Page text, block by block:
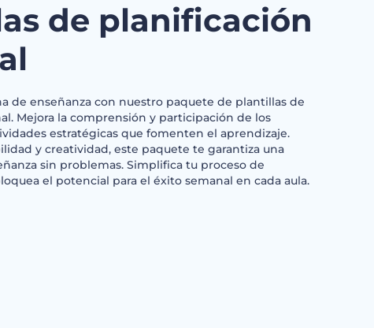
de planificación
de enseñanza con nuestro paquete de plantillas de
Mejora la comprensión y participación de los
estratégicas que fomenten el aprendizaje.
y creatividad, este paquete te garantiza una
sin problemas. Simplifica tu proceso de
el potencial para el éxito semanal en cada aula.